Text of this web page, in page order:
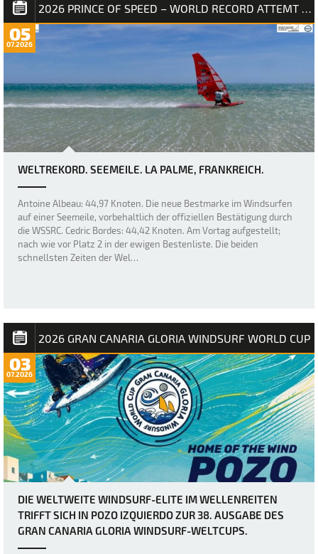
2026 PRINCE OF SPEED – WORLD RECORD ATTEMT NM
05
07.2026
WELTREKORD. SEEMEILE. LA PALME, FRANKREICH.
Antoine Albeau: 44,97 Knoten. Die neue Bestmarke im Windsurfen
auf einer Seemeile, vorbehaltlich der offiziellen Bestätigung durch
die WSSRC. Cedric Bordes: 44,42 Knoten. Am Vortag aufgestellt;
nach wie vor Platz 2 in der ewigen Bestenliste. Die beiden
schnellsten Zeiten der Wel…
2026 GRAN CANARIA GLORIA WINDSURF WORLD CUP
03
07.2026
DIE WELTWEITE WINDSURF-ELITE IM WELLENREITEN
TRIFFT SICH IN POZO IZQUIERDO ZUR 38. AUSGABE DES
GRAN CANARIA GLORIA WINDSURF-WELTCUPS.